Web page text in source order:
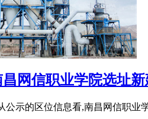
网信职业学院选址
公示的区位信息看,南昌网信职